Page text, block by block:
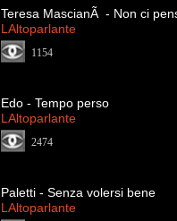
Teresa MascianÃ - Non ci
LAltoparlante
1154
Edo - Tempo perso
LAltoparlante
2474
Paletti - Senza volersi bene
LAltoparlante